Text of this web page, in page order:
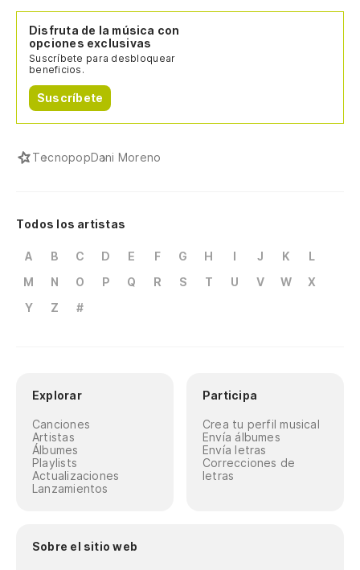
Disfruta de la música con
opciones exclusivas
Suscríbete para desbloquear
beneficios.
Suscríbete
TecnopopDani Moreno
Todos los artistas
A B C D E F G H I J K
L
M
N O P Q R S T U V W
X
Y
Z #
Explorar
Canciones
Artistas
Álbumes
Playlists
Actualizaciones
Lanzamientos
Participa
Crea tu perfil musical
Envía álbumes
Envía letras
Correcciones de
letras
Sobre el sitio web